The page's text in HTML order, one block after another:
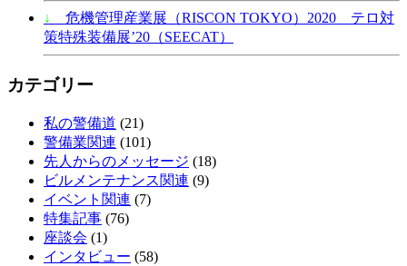
↓
危機管理産業展（RISCON TOKYO）2020 テロ対
策特殊装備展’20（SEECAT）
カテゴリー
私の警備道 (21)
警備業関連 (101)
先人からのメッセージ (18)
ビルメンテナンス関連 (9)
イベント関連 (7)
特集記事 (76)
座談会 (1)
インタビュー (58)